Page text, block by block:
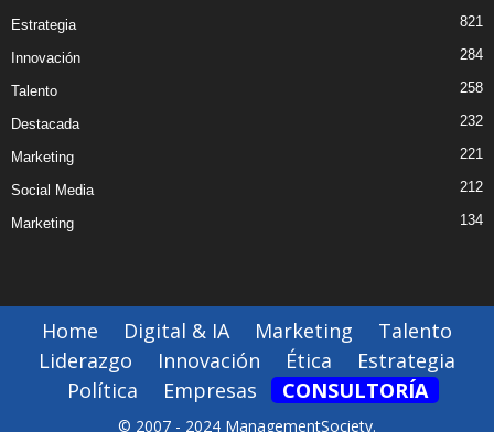
Estrategia 821
Innovación 284
Talento 258
Destacada 232
Marketing 221
Social Media 212
Marketing 134
Home Digital & IA Marketing
Talento
Liderazgo
Innovación Ética
Estrategia
Política
Empresas CONSULTORÍA
© 2007 - 2024 ManagementSociety.